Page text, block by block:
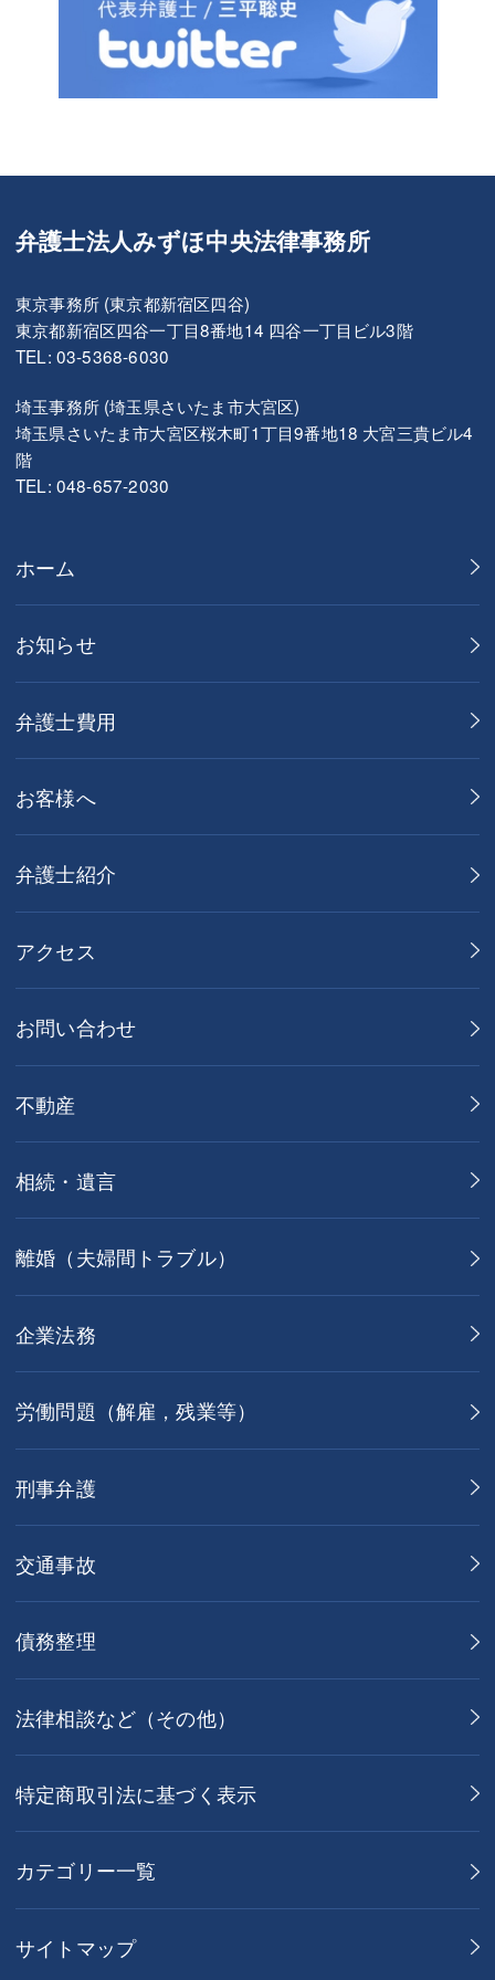
弁護士法人みずほ中央法律事務所
東京事務所 (東京都新宿区四谷)
東京都新宿区四谷一丁目8番地14 四谷一丁目ビル3階
TEL: 03-5368-6030
埼玉事務所 (埼玉県さいたま市大宮区)
埼玉県さいたま市大宮区桜木町1丁目9番地18 大宮三貴ビル4
階
TEL: 048-657-2030
ホーム
お知らせ
弁護士費用
お客様へ
弁護士紹介
アクセス
お問い合わせ
不動産
相続・遺言
離婚（夫婦間トラブル）
企業法務
労働問題（解雇，残業等）
刑事弁護
交通事故
債務整理
法律相談など（その他）
特定商取引法に基づく表示
カテゴリー一覧
サイトマップ